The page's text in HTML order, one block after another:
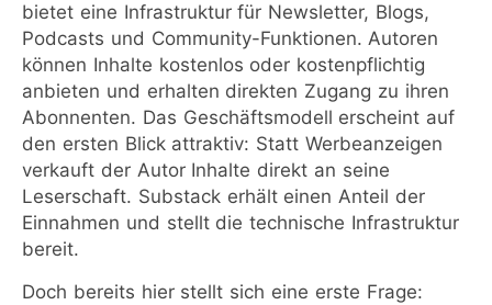
bietet eine Infrastruktur für Newsletter, Blogs,
Podcasts und Community-Funktionen. Autoren
können Inhalte kostenlos oder kostenpflichtig
anbieten und erhalten direkten Zugang zu ihren
Abonnenten. Das Geschäftsmodell erscheint auf
den ersten Blick attraktiv: Statt Werbeanzeigen
verkauft der Autor Inhalte direkt an seine
Leserschaft. Substack erhält einen Anteil der
Einnahmen und stellt die technische Infrastruktur
bereit.
Doch bereits hier stellt sich eine erste Frage: